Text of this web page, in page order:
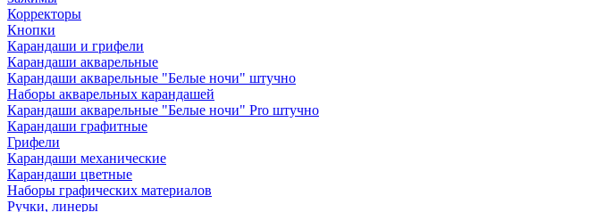
Корректоры
Кнопки
Карандаши и грифели
Карандаши акварельные
Карандаши акварельные "Белые ночи" штучно
Наборы акварельных карандашей
Карандаши акварельные "Белые ночи" Pro штучно
Карандаши графитные
Грифели
Карандаши механические
Карандаши цветные
Наборы графических материалов
Ручки, линеры